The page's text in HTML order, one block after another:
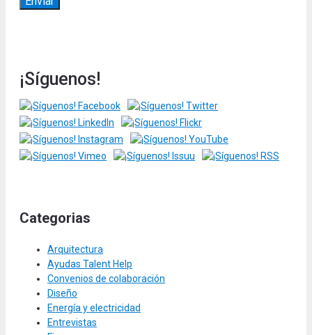
¡Síguenos!
Categorias
Arquitectura
Ayudas Talent Help
Convenios de colaboración
Diseño
Energía y electricidad
Entrevistas